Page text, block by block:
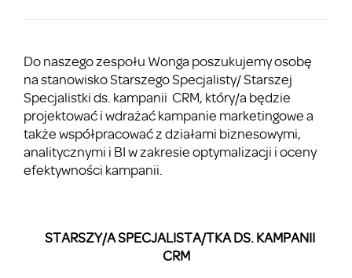
Do naszego zespołu Wonga poszukujemy osobę
na stanowisko Starszego Specjalisty/ Starszej
Specjalistki ds. kampanii CRM, który/a będzie
projektować i wdrażać kampanie marketingowe a
także współpracować z działami biznesowymi,
analitycznymi i BI w zakresie optymalizacji i oceny
efektywności kampanii.
STARSZY/A SPECJALISTA/TKA DS. KAMPANII
CRM